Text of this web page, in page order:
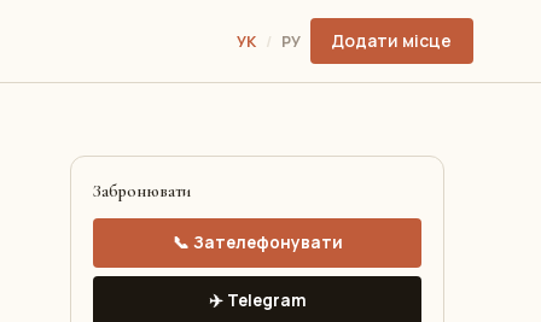
УК / РУ Додати місце
Забронювати
📞 Зателефонувати
✈️ Telegram